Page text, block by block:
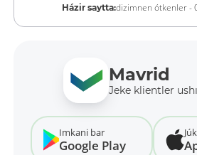
Házir saytta:dizimnen ótkenler -
Mavrid
Jeke klientler
Imkani bar
Google Play